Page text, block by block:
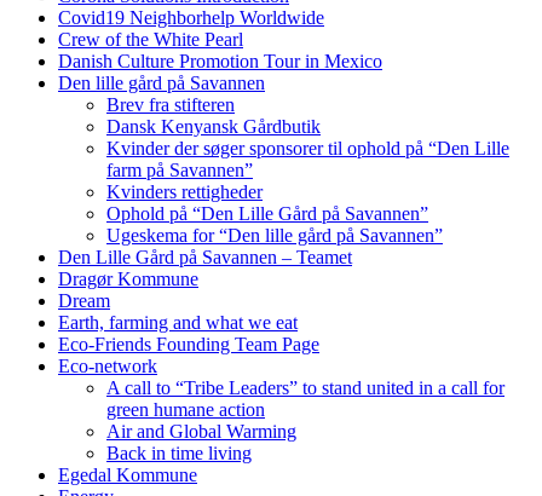
Covid19 Neighborhelp Worldwide
Crew of the White Pearl
Danish Culture Promotion Tour in Mexico
Den lille gård på Savannen
Brev fra stifteren
Dansk Kenyansk Gårdbutik
Kvinder der søger sponsorer til ophold på “Den Lille
farm på Savannen”
Kvinders rettigheder
Ophold på “Den Lille Gård på Savannen”
Ugeskema for “Den lille gård på Savannen”
Den Lille Gård på Savannen – Teamet
Dragør Kommune
Dream
Earth, farming and what we eat
Eco-Friends Founding Team Page
Eco-network
A call to “Tribe Leaders” to stand united in a call for
green humane action
Air and Global Warming
Back in time living
Egedal Kommune